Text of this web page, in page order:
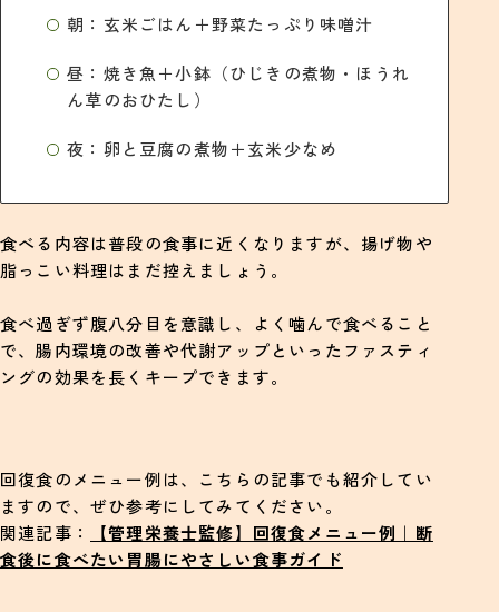
朝：玄米ごはん＋野菜たっぷり味噌汁
昼：焼き魚＋小鉢（ひじきの煮物・ほうれ
ん草のおひたし）
夜：卵と豆腐の煮物＋玄米少なめ
食べる内容は普段の食事に近くなりますが、揚げ物や
脂っこい料理はまだ控えましょう。
食べ過ぎず腹八分目を意識し、よく噛んで食べること
で、腸内環境の改善や代謝アップといったファスティ
ングの効果を長くキープできます。
回復食のメニュー例は、こちらの記事でも紹介してい
ますので、ぜひ参考にしてみてください。
関連記事：
【管理栄養士監修】回復食メニュー例｜断
食後に食べたい胃腸にやさしい食事ガイド